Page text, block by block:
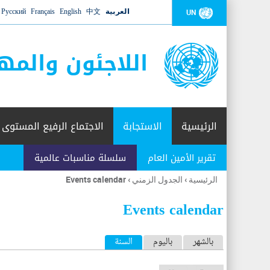
UN العربية 中文
English
Français
Русский
اللاجئون
الرئيسية الاستجابة
تقرير الأمين العام سلسلة مناسبات عالمية
الاجتماع الرفيع المستوى
أنت
هنا
الرئيسية › الجدول الزمني ›
Events calendar
Events calendar
ا
ل
بالشهر باليوم السنة (علامة التبويب النشطة)